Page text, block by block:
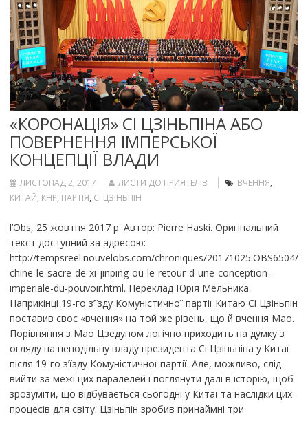
«КОРОНАЦІЯ» СІ ЦЗІНЬПІНА АБО
ПОВЕРНЕННЯ ІМПЕРСЬКОЇ
КОНЦЕПЦІЇ ВЛАДИ
ЛИСТОПАД 2, 2017 ЛИСТИ ДО ПРИЯТЕЛІВ ВЧЕННЯ,
КИТАЙ, КНР, ПАРТІЯ, СІ ЦЗІНЬПІН
l’Obs, 25 жовтня 2017 р. Автор: Pierre Haski. Оригінальний
текст доступний за адресою:
http://tempsreel.nouvelobs.com/chroniques/20171025.OBS6504/
chine-le-sacre-de-xi-jinping-ou-le-retour-d-une-conception-
imperiale-du-pouvoir.html. Переклад Юрія Мельника.
Наприкінці 19-го з’їзду Комуністичної партії Китаю Сі Цзіньпін
поставив своє «вчення» на той же рівень, що й вчення Мао.
Порівняння з Мао Цзедуном логічно приходить на думку з
огляду на неподільну владу президента Сі Цзіньпіна у Китаї
після 19-го з’їзду Комуністичної партії. Але, можливо, слід
вийти за межі цих паралелей і поглянути далі в історію, щоб
зрозуміти, що відбувається сьогодні у Китаї та наслідки цих
процесів для світу. Цзіньпін зробив принаймні три